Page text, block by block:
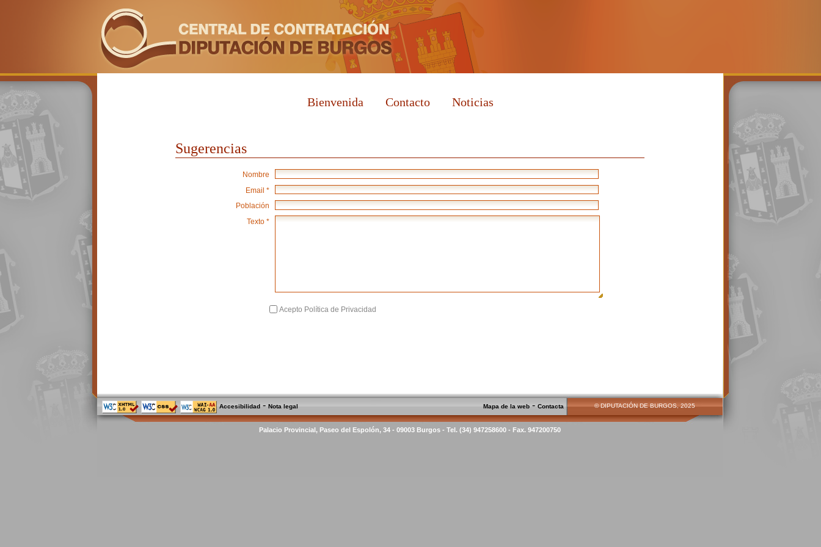
Bienvenida Contacto Noticias
Sugerencias
Nombre
Email *
Población
Texto *
Acepto Política de Privacidad
Accesibilidad -Nota legal Mapa de la web -Contacta © DIPUTACIÓN DE BURGOS, 2025
Palacio Provincial, Paseo del Espolón, 34 - 09003 Burgos - Tel. (34) 947258600 - Fax. 947200750